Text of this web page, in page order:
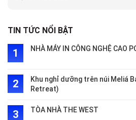
TIN TỨC NỔI BẬT
NHÀ MÁY IN CÔNG NGHỆ CAO
Khu nghỉ dưỡng trên núi Meliá
Retreat)
TÒA NHÀ THE WEST